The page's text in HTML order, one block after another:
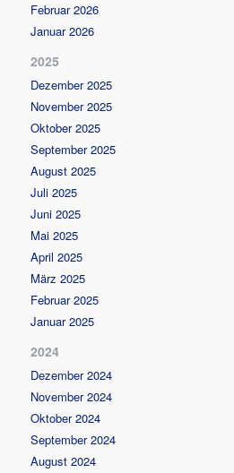
Februar 2026
Januar 2026
2025
Dezember 2025
November 2025
Oktober 2025
September 2025
August 2025
Juli 2025
Juni 2025
Mai 2025
April 2025
März 2025
Februar 2025
Januar 2025
2024
Dezember 2024
November 2024
Oktober 2024
September 2024
August 2024